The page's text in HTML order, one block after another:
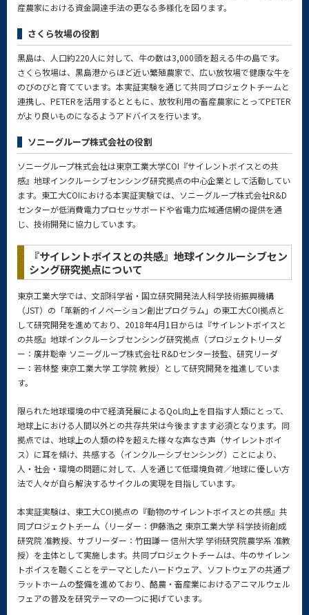
産農家における資金調達手法の更なる多様化を図ります。
さくら牧場の役割
黒島は、人口約220人に対して、牛の数は3,000頭を超える牛の島です。
さくら牧場は、黒島港からほど近い繁殖農家で、広い放牧場で健康な牛を
のびのびと育てています。本実証実験を通じて共同プロジェクトチームと
連携し、PETERを活用するとともに、放牧利用の畜産農家にとってPETER
がより良いものになるようアドバイスを行います。
ソニーグループ株式会社の役割
ソニーグループ株式会社は東京工業大学COI『サイレントボイスとの共
感』地球インクルーシブセンシング研究拠点の中心企業として活動してい
ます。東工大COIにおける本実証実験では、ソニーグループ株式会社R&D
センターが低消費電力プロセッサボードや省電力広域通信網の提供を通
じ、技術開発に協力しています。
『サイレントボイスとの共感』地球インクルーシブセン
シング研究拠点について
東京工業大学では、文部科学省・国立研究開発法人科学技術振興機構
（JST）の「革新的イノベーション創出プログラム」の東工大COI拠点と
して研究開発を進めており、2018年4月1日からは『サイレントボイスと
の共感』地球インクルーシブセンシング研究拠点（プロジェクトリーダ
ー：廣井聡幸 ソニーグループ株式会社 R&Dセンター技監、研究リーダ
ー：若林整 東京工業大学 工学院 教授）として研究開発を推進していま
す。
限られた地球環境の中で経済発展によるQoL向上を目指す人類にとって、
地球上における人間以外との共存共栄は今後ますます必須となります。同
拠点では、地球上の人類の枠を超えた様々な声なき声（サイレントボイ
ス）に耳を傾け、共感する（インクルーシブセンシング）ことにより、
人・社会・環境の問題に対して、人を通じて低環境負荷／地球に優しい方
法で人々が自ら解決するサイクルの実現を目指しています。
本実証実験は、東工大COI拠点の『動物のサイレントボイスとの共感』共
同プロジェクトチーム（リーダー：伊藤浩之 東京工業大学 科学技術創成
研究院 准教授、サブリーダー：竹田謙一 信州大学 学術研究院農学系 准教
授）を主体として実施します。共同プロジェクトチームは、牛のサイレン
トボイスを聴くことをテーマとしたハードウェア、ソフトウェアの共通プ
ラットホームの整備を進めており、酪農・畜産業におけるアニマルウェル
フェアの普及を研究テーマの一つに掲げています。